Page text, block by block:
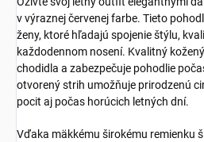
v výraznej červenej farbe. Tieto
ženy, ktoré hľadajú spojenie štýlu,
každodennom nosení. Kvalitný
chodidla a zabezpečuje pohodlie
otvorený strih umožňuje prirodzenú
pocit aj počas horúcich letných dní.
Vďaka mäkkému širokému remienku